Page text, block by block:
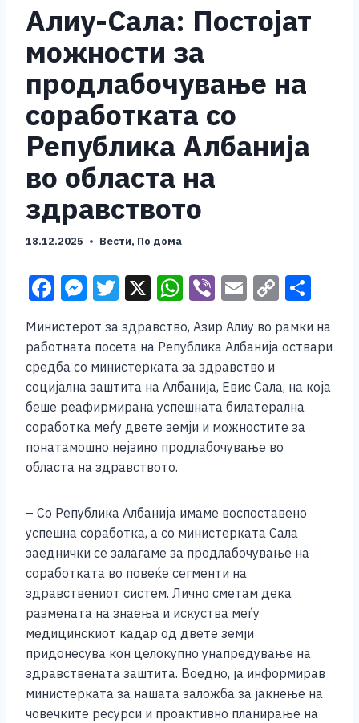
Алиу-Сала: Постојат
можности за
продлабочување на
соработката со
Република Албанија
во областа на
здравството
18.12.2025 Вести, По дома
F
c
e
b
o
o
k
M
ss
e
n
g
er
T
tt
er
X W
h
at
s
A
p
p
Vi
b
er
E
ai
l
C
p
Li
n
k
ar
e
Министерот за здравство, Азир Алиу во рамки на
работната посета на Република Албанија оствари
средба со министерката за здравство и
социјална заштита на Албанија, Евис Сала, на која
беше реафирмирана успешната билатерална
соработка меѓу двете земји и можностите за
понатамошно нејзино продлабочување во
областа на здравството.
– Со Република Албанија имаме воспоставено
успешна соработка, а со министерката Сала
заеднички се залагаме за продлабочување на
соработката во повеќе сегменти на
здравствениот систем. Лично сметам дека
размената на знаења и искуства меѓу
медицинскиот кадар од двете земји
придонесува кон целокупно унапредување на
здравствената заштита. Воедно, ја информирав
министерката за нашата заложба за јакнење на
човечките ресурси и проактивно планирање на